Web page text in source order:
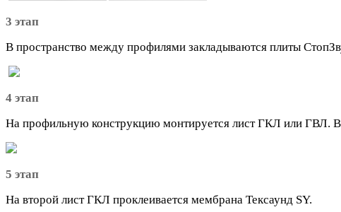
3 этап
В пространство между профилями закладываются плиты
4 этап
На профильную конструкцию монтируется лист ГКЛ или ГВЛ.
5 этап
На второй лист ГКЛ проклеивается мембрана Тексаунд SY.